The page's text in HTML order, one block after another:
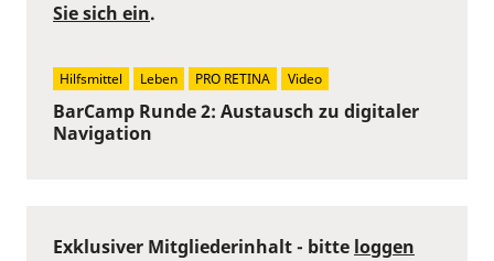
BarCamp Runde 2: Austausch zu digitaler
Navigation
Sie sich ein.
Hilfsmittel Leben PRO RETINA Video
Exklusiver Mitgliederinhalt - bitte loggen